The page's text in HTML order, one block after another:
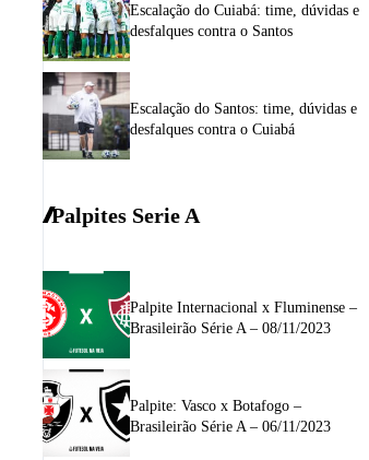
Escalação do Cuiabá: time, dúvidas e
desfalques contra o Santos
Escalação do Santos: time, dúvidas e
desfalques contra o Cuiabá
Palpites Serie A
Palpite Internacional x Fluminense –
Brasileirão Série A – 08/11/2023
Palpite: Vasco x Botafogo –
Brasileirão Série A – 06/11/2023